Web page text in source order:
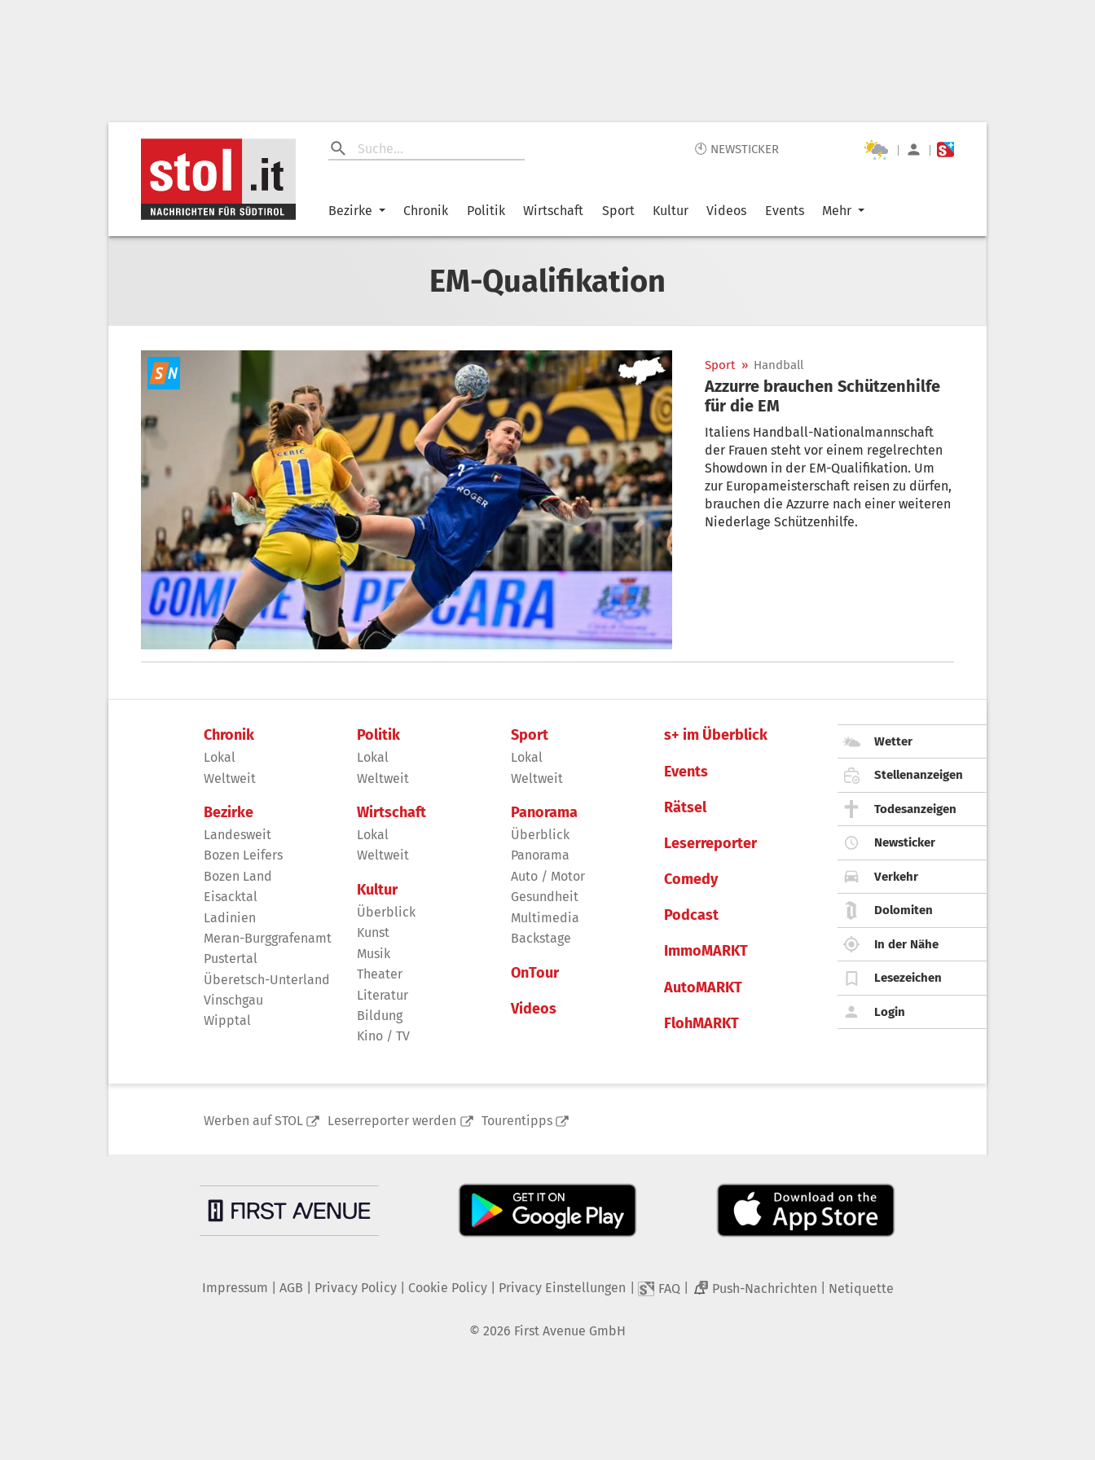
🕙 NEWSTICKER | |
Bezirke Chronik Politik Wirtschaft Sport Kultur Videos Events Mehr
EM-Qualifikation
Sport » Handball
Azzurre brauchen Schützenhilfe
für die EM
Italiens Handball-Nationalmannschaft
der Frauen steht vor einem regelrechten
Showdown in der EM-Qualifikation. Um
zur Europameisterschaft reisen zu dürfen,
brauchen die Azzurre nach einer weiteren
Niederlage Schützenhilfe.
Chronik
Lokal
Weltweit
Bezirke
Landesweit
Bozen Leifers
Bozen Land
Eisacktal
Ladinien
Meran-Burggrafenamt
Pustertal
Überetsch-Unterland
Vinschgau
Wipptal
Politik
Lokal
Weltweit
Wirtschaft
Lokal
Weltweit
Kultur
Überblick
Kunst
Musik
Theater
Literatur
Bildung
Kino / TV
Sport
Lokal
Weltweit
Panorama
Überblick
Panorama
Auto / Motor
Gesundheit
Multimedia
Backstage
OnTour
Videos
s+ im Überblick
Events
Rätsel
Leserreporter
Comedy
Podcast
ImmoMARKT
AutoMARKT
FlohMARKT
Wetter
Stellenanzeigen
Todesanzeigen
Newsticker
Verkehr
Dolomiten
In der Nähe
Lesezeichen
Login
Werben auf STOL Leserreporter werden Tourentipps
Impressum AGB Privacy Policy| Cookie Policy| Privacy Einstellungen FAQ 2 Push-Nachrichten Netiquette
© 2026 First Avenue GmbH